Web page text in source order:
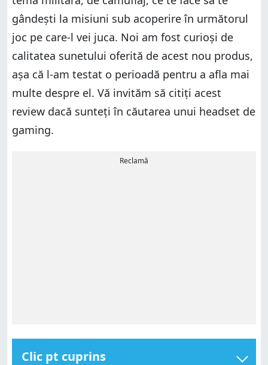
gândești la misiuni sub acoperire în următorul
joc pe care-l vei juca. Noi am fost curioși de
calitatea sunetului oferită de acest nou produs,
așa că l-am testat o perioadă pentru a afla mai
multe despre el. Vă invităm să citiți acest
review dacă sunteți în căutarea unui headset de
gaming.
Reclamă
Clic pt cuprins